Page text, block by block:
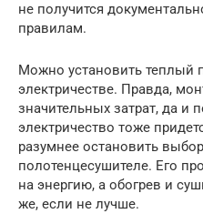
не получится
правилам.
Можно установить теплый
электричестве. Правда,
значительных затрат, да и
электричество тоже
разумнее остановить
полотенцесушителе. Его
на энергию, а обогрев и
же, если не лучше.